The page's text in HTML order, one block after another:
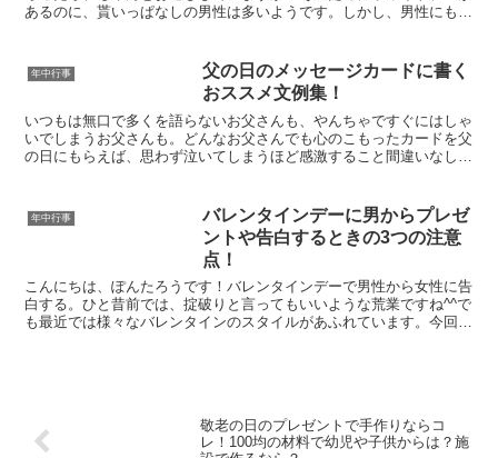
あるのに、貰いっぱなしの男性は多いようです。しかし、男性にもそ
年中行事
父の日のメッセージカードに書く
おススメ文例集！
いつもは無口で多くを語らないお父さんも、やんちゃですぐにはしゃ
いでしまうお父さんも。どんなお父さんでも心のこもったカードを父
の日にもらえば、思わず泣いてしまうほど感激すること間違いなし！
年中行事
バレンタインデーに男からプレゼ
ントや告白するときの3つの注意
点！
こんにちは、ぽんたろうです！バレンタインデーで男性から女性に告
白する。ひと昔前では、掟破りと言ってもいいような荒業ですね^^で
も最近では様々なバレンタインのスタイルがあふれています。今回
敬老の日のプレゼントで手作りならコ
レ！100均の材料で幼児や子供からは？施